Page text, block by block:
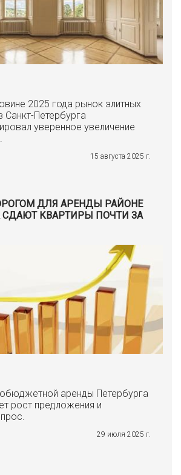
2025 года рынок элитных
Санкт-Петербурга
уверенное увеличение
15 августа 2025 г.
ДЛЯ АРЕНДЫ РАЙОНЕ
СДАЮТ КВАРТИРЫ ПОЧТИ ЗА
аренды Петербурга
рост предложения и
29 июля 2025 г.